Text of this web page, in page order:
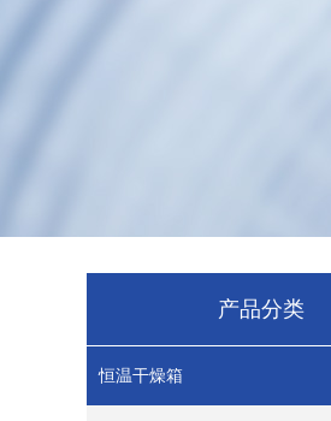
产品分类
恒温干燥箱